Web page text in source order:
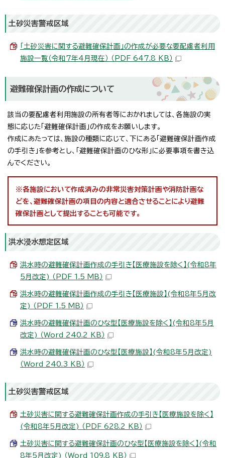
土砂災害警戒区域
「土砂災害に関する避難確保計画」の作成が必要な要配慮者利用
施設一覧（令和7年4月現在） （PDF 647.8 KB）
避難確保計画の作成について
該当の要配慮者利用施設の所有者等におかれましては、各施設の実
態に応じた「避難確保計画」の作成をお願いします。
作成にあたっては、施設の種類に応じて、下にある「避難確保計画作成
の手引き」を参考とし、「避難確保計画のひな形」に必要事項を書き込
んでください。
※各施設において作成済みの非常災害対策計画や消防計画な
どを、避難確保計画の項目の内容と適合させることにより避難
確保計画として提出することも可能です。
洪水浸水想定区域
洪水時の避難確保計画作成の手引き【医療施設を除く】(令和8年
5月改定) （PDF 1.5 MB）
洪水時の避難確保計画作成の手引き【医療施設】(令和8年5月改
定) （PDF 1.5 MB）
洪水時の避難確保計画のひな型【医療施設を除く】(令和8年5月
改定) （Word 240.2 KB）
洪水時の避難確保計画のひな型【医療施設】(令和8年5月改定)
（Word 240.3 KB）
土砂災害警戒区域
土砂災害に関する避難確保計画作成の手引き【医療施設を除く】
(令和8年5月改定) （PDF 628.2 KB）
土砂災害に関する避難確保計画のひな型【医療施設を除く】(令和
8年5月改定) （Word 109.8 KB）